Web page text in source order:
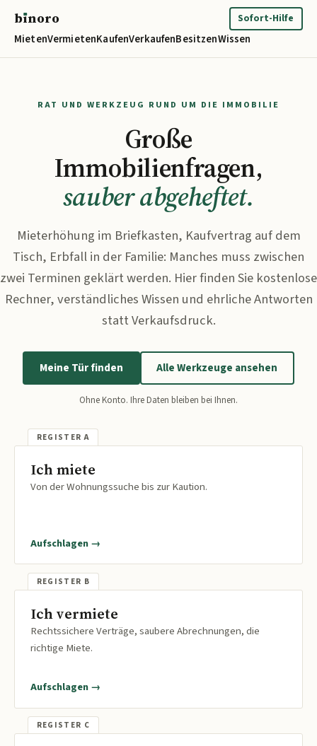
bınoro
MietenVermietenKaufenVerkaufenBesitzenWissen
Sofort-Hilfe
RAT UND WERKZEUG RUND UM DIE IMMOBILIE
Große
Immobilienfragen,
sauber abgeheftet.
Mieterhöhung im Briefkasten, Kaufvertrag auf dem
Tisch, Erbfall in der Familie: Manches muss zwischen
zwei Terminen geklärt werden. Hier finden Sie kostenlose
Rechner, verständliches Wissen und ehrliche Antworten
statt Verkaufsdruck.
Meine Tür finden Alle Werkzeuge ansehen
Ohne Konto. Ihre Daten bleiben bei Ihnen.
Ich miete
Von der Wohnungssuche bis zur Kaution.
Aufschlagen →
Ich vermiete
Rechtssichere Verträge, saubere Abrechnungen, die
richtige Miete.
Aufschlagen →